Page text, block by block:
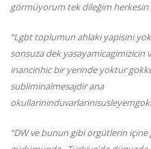
görmüyorum tek dileğim herkesin
“Lgbt toplumun ahlaki yapisini
sonsuza dek yasayamicagimizicin
inancinhic bir yerinde yoktur
subliminalmesajdir ana
“DW ve bunun gibi örgütlerin içine